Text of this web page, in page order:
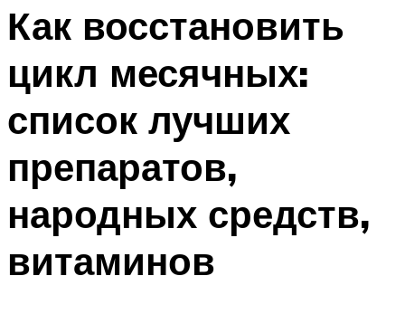
Как восстановить
цикл месячных:
список лучших
препаратов,
народных средств,
витаминов